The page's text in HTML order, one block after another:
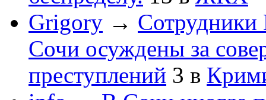
Grigory →
Сочи осуждены за
преступлений 3 в